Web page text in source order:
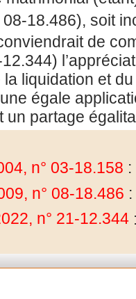
18.486), soit
de
liquidation et
égale
un partage
n° 03-18.158 :
n° 08-18.486 :
n° 21-12.344